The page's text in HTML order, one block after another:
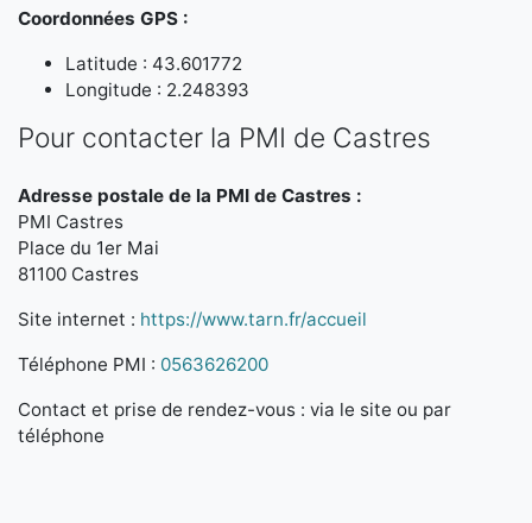
Coordonnées GPS :
Latitude : 43.601772
Longitude : 2.248393
Pour contacter la PMI de Castres
Adresse postale de la PMI de Castres :
PMI Castres
Place du 1er Mai
81100 Castres
Site internet : https://www.tarn.fr/accueil
Téléphone PMI : 0563626200
Contact et prise de rendez-vous : via le site ou par
téléphone